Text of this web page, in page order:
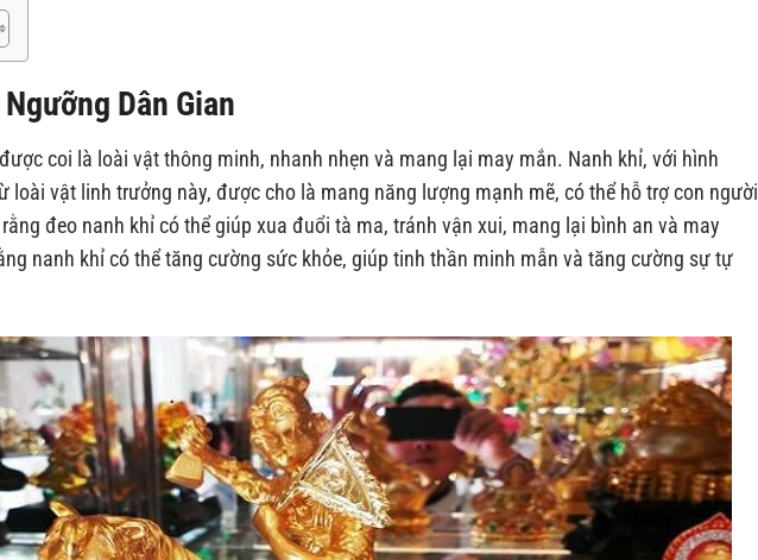
Dân Gian
coi là loài vật thông minh, nhanh nhẹn và mang lại may mắn. Nanh khỉ, với hình
loài vật linh trưởng này, được cho là mang năng lượng mạnh mẽ, có thể hỗ trợ con người
đeo nanh khỉ có thể giúp xua đuổi tà ma, tránh vận xui, mang lại bình an và may
nanh khỉ có thể tăng cường sức khỏe, giúp tinh thần minh mẫn và tăng cường sự tự